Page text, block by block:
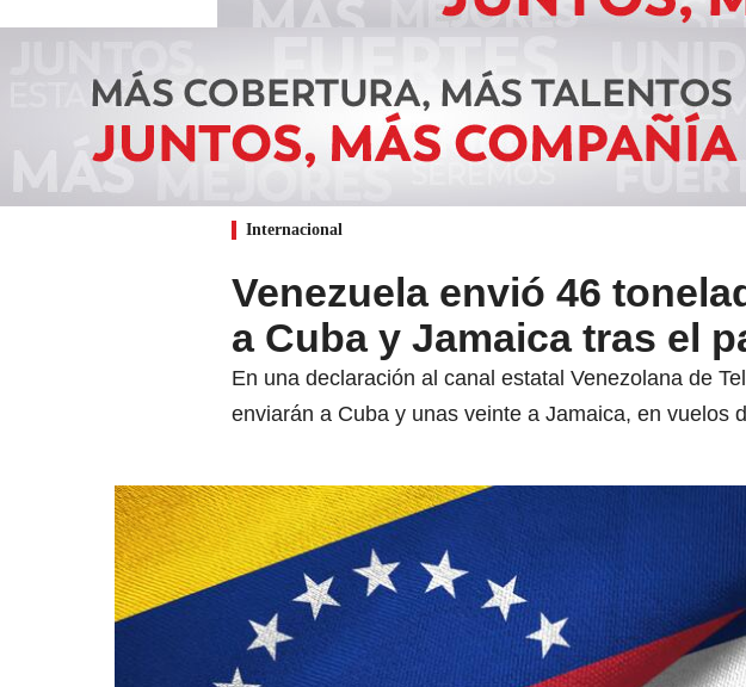
Internacional
Venezuela envió 46
a Cuba y Jamaica tras el
En una declaración al canal estatal Venezolana de
enviarán a Cuba y unas veinte a Jamaica, en vuelos